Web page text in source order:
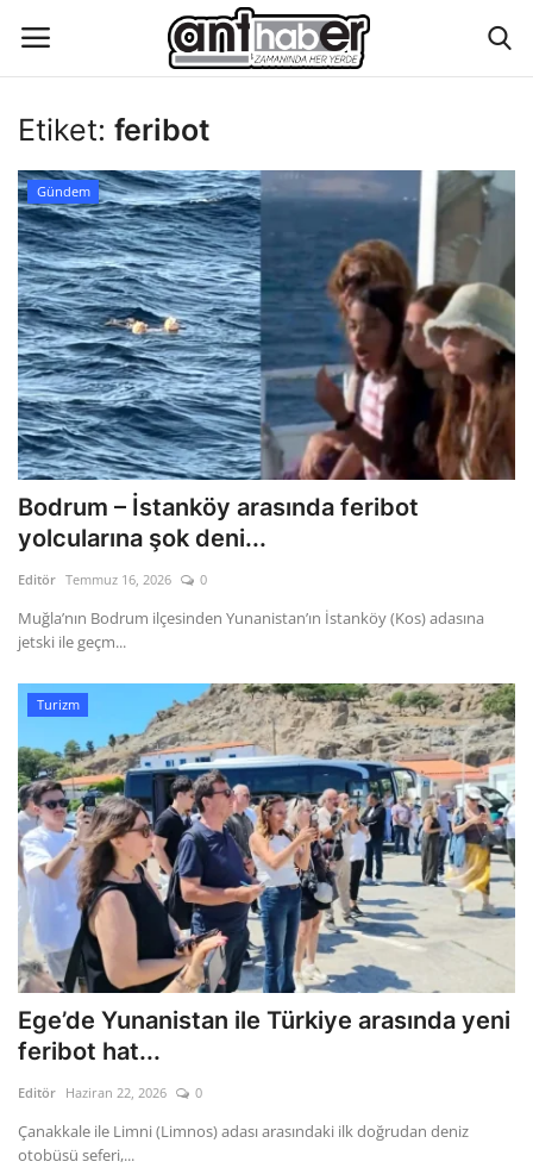
Eğitim
Aktüel Magazin
Hakkımızda
İletişim
Asayiş
Çevre
Gizlilik Politikası
Reklam ve İşbirliği
Bodrum Trafik Yoğunluk Haritası
Turizm
Siyaset
Bodrum Nöbetçi Eczaneler
Köşe Yazarları
Spor
Sağlık
Etiket: feribot
Gündem
Bodrum – İstanköy arasında feribot
yolcularına şok deni...
Editör Temmuz 16, 2026 0
Muğla’nın Bodrum ilçesinden Yunanistan’ın İstanköy (Kos) adasına
jetski ile geçm...
Turizm
Ege’de Yunanistan ile Türkiye arasında yeni
feribot hat...
Editör Haziran 22, 2026 0
Çanakkale ile Limni (Limnos) adası arasındaki ilk doğrudan deniz
otobüsü seferi,...